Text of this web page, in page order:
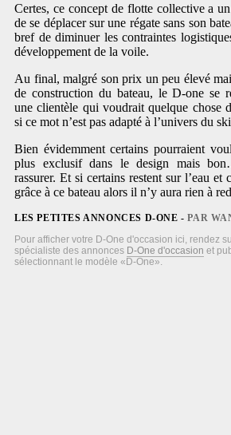
Certes, ce concept de flotte collective a
de se déplacer sur une régate sans son
bref de diminuer les contraintes
développement de la voile.
Au final, malgré son prix un peu élevé
de construction du bateau, le D-one se
une clientèle qui voudrait quelque chose
si ce mot n’est pas adapté à l’univers du
Bien évidemment certains pourraient
plus exclusif dans le design mais
rassurer. Et si certains restent sur l’eau et
grâce à ce bateau alors il n’y aura rien à
LES PETITES ANNONCES D-ONE -PAR
Pour afficher votre D-One d'occasion ici, rendez
spécialiste des annonces D-One d'occasion et
sélectionnant le modèle «D-One».